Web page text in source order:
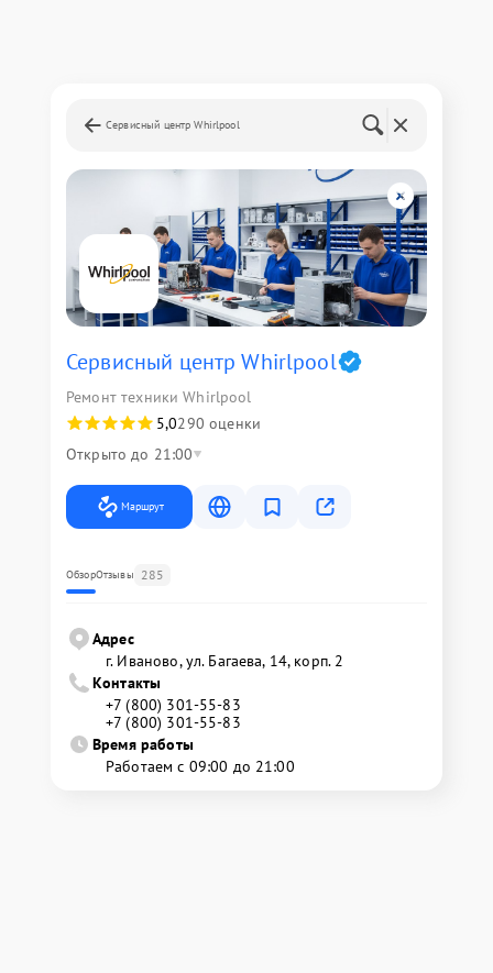
Сервисный центр Whirlpool
Сервисный центр Whirlpool
Ремонт техники Whirlpool
5,0290 оценки
Открыто до 21:00
Маршрут
ОбзорОтзывы 285
Адрес
г. Иваново, ул. Багаева, 14, корп. 2
Контакты
+7 (800) 301-55-83
+7 (800) 301-55-83
Время работы
Работаем с 09:00 до 21:00